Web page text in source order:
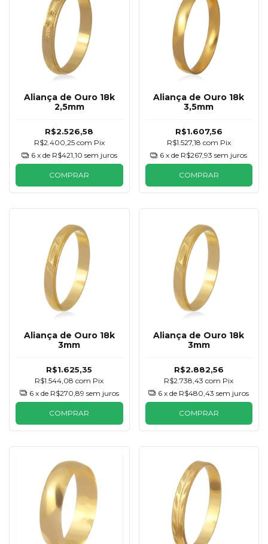
Aliança de Ouro 18k
2,5mm
R$2.526,58
R$2.400,25 com Pix
6 x de R$421,10 sem juros
COMPRAR
Aliança de Ouro 18k
3,5mm
R$1.607,56
R$1.527,18 com Pix
6 x de R$267,93 sem juros
COMPRAR
Aliança de Ouro 18k
3mm
R$1.625,35
R$1.544,08com Pix
6 x de R$270,89 sem juros
COMPRAR
Aliança de Ouro 18k
3mm
R$2.882,56
R$2.738,43com Pix
6 x de R$480,43 sem juros
COMPRAR